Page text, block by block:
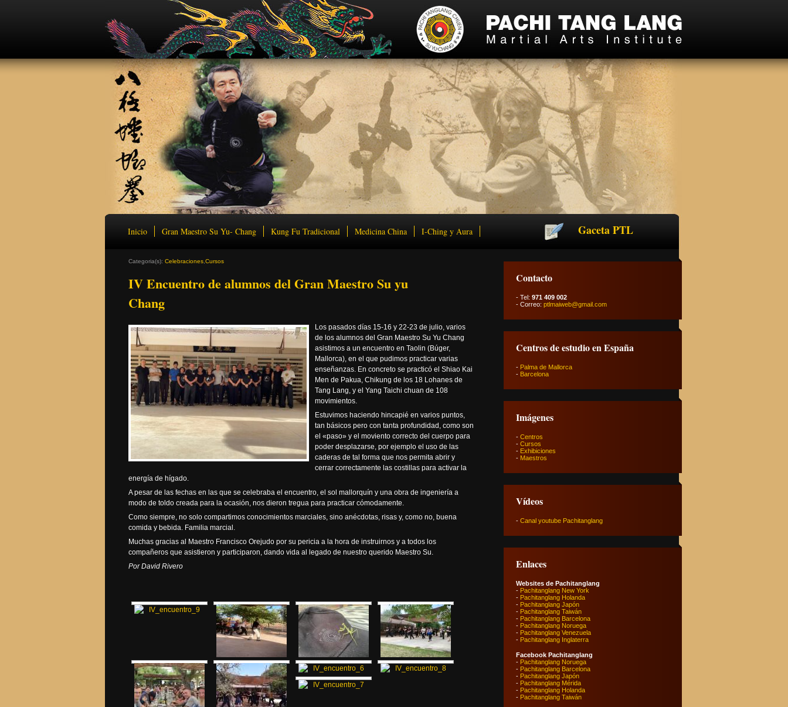
Inicio Gran Maestro Su Yu- Chang Kung Fu Tradicional Medicina China I-Ching y Aura Gaceta PTL
Categoria(s): Celebraciones Cursos
IV Encuentro de alumnos del Gran Maestro Su yu
Chang
Los pasados días 15-16 y 22-23 de julio, varios
de los alumnos del Gran Maestro Su Yu Chang
asistimos a un encuentro en Taolin (Búger,
Mallorca), en el que pudimos practicar varias
enseñanzas. En concreto se practicó el Shiao Kai
Men de Pakua, Chikung de los 18 Lohanes de
Tang Lang, y el Yang Taichi chuan de 108
movimientos.
Estuvimos haciendo hincapié en varios puntos,
tan básicos pero con tanta profundidad, como son
el «paso» y el moviento correcto del cuerpo para
poder desplazarse, por ejemplo el uso de las
caderas de tal forma que nos permita abrir y
cerrar correctamente las costillas para activar la
energía de hígado.
A pesar de las fechas en las que se celebraba el encuentro, el sol mallorquín y una obra de ingeniería a
modo de toldo creada para la ocasión, nos dieron tregua para practicar cómodamente.
Como siempre, no solo compartimos conocimientos marciales, sino anécdotas, risas y, como no, buena
comida y bebida. Familia marcial.
Muchas gracias al Maestro Francisco Orejudo por su pericia a la hora de instruirnos y a todos los
compañeros que asistieron y participaron, dando vida al legado de nuestro querido Maestro Su.
Por David Rivero
Contacto
- Tel: 971 409 002
- Correo: ptlmaiweb@gmail.com
Centros de estudio en España
- Palma de Mallorca
- Barcelona
Imágenes
- Centros
- Cursos
- Exhibiciones
- Maestros
Vídeos
- Canal youtube Pachitanglang
Enlaces
Websites de Pachitanglang
- Pachitanglang New York
- Pachitanglang Holanda
- Pachitanglang Japón
- Pachitanglang Taiwán
- Pachitanglang Barcelona
- Pachitanglang Noruega
- Pachitanglang Venezuela
- Pachitanglang Inglaterra
Facebook Pachitanglang
- Pachitanglang Noruega
- Pachitanglang Barcelona
- Pachitanglang Japón
- Pachitanglang Mérida
- Pachitanglang Holanda
- Pachitanglang Taiwán